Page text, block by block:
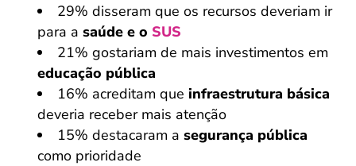
29% disseram que os recursos deveriam ir
para a saúde e o SUS
21% gostariam de mais investimentos em
educação pública
16% acreditam que infraestrutura básica
deveria receber mais atenção
15% destacaram a segurança pública
como prioridade